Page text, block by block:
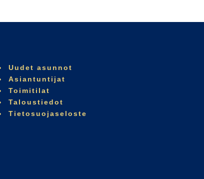
Uudet asunnot
Asiantuntijat
Toimitilat
Taloustiedot
Tietosuojaseloste